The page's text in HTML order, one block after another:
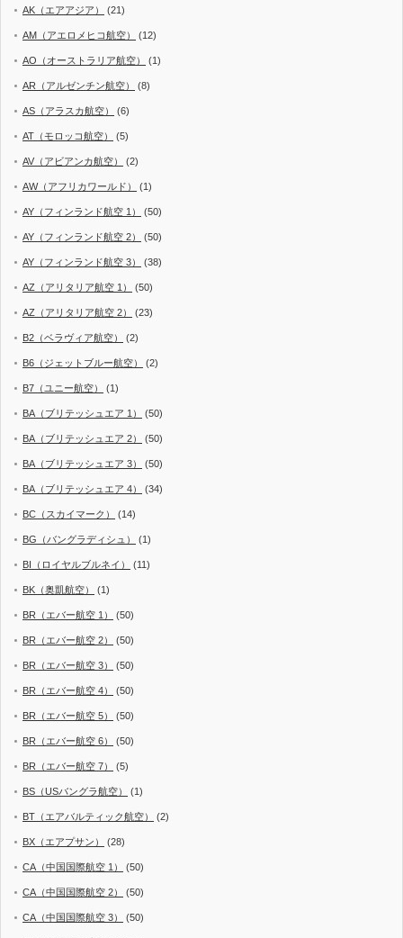
AK（エアアジア） (21)
AM（アエロメヒコ航空） (12)
AO（オーストラリア航空） (1)
AR（アルゼンチン航空） (8)
AS（アラスカ航空） (6)
AT（モロッコ航空） (5)
AV（アビアンカ航空） (2)
AW（アフリカワールド） (1)
AY（フィンランド航空 1） (50)
AY（フィンランド航空 2） (50)
AY（フィンランド航空 3） (38)
AZ（アリタリア航空 1） (50)
AZ（アリタリア航空 2） (23)
B2（ベラヴィア航空） (2)
B6（ジェットブルー航空） (2)
B7（ユニー航空） (1)
BA（ブリテッシュエア 1） (50)
BA（ブリテッシュエア 2） (50)
BA（ブリテッシュエア 3） (50)
BA（ブリテッシュエア 4） (34)
BC（スカイマーク） (14)
BG（バングラディシュ） (1)
BI（ロイヤルブルネイ） (11)
BK（奥凱航空） (1)
BR（エバー航空 1） (50)
BR（エバー航空 2） (50)
BR（エバー航空 3） (50)
BR（エバー航空 4） (50)
BR（エバー航空 5） (50)
BR（エバー航空 6） (50)
BR（エバー航空 7） (5)
BS（USバングラ航空） (1)
BT（エアバルティック航空） (2)
BX（エアプサン） (28)
CA（中国国際航空 1） (50)
CA（中国国際航空 2） (50)
CA（中国国際航空 3） (50)